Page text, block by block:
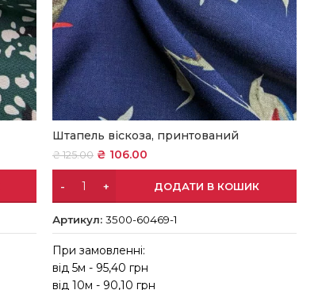
Штапель віскоза, принтований
₴125.00 ₴ 106.00
ДОДАТИ В КОШИК
Артикул:3500-60469-1
При замовленні:
від 5м - 95,40 грн
від 10м - 90,10 грн